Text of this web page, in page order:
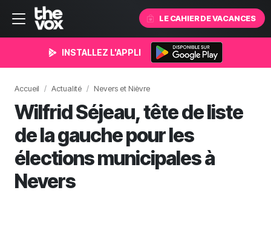
LE CAHIER DE VACANCES
INSTALLEZ L'APPLI
Accueil Actualité Nevers et Nièvre
Wilfrid Séjeau, tête de liste
de la gauche pour les
élections municipales à
Nevers